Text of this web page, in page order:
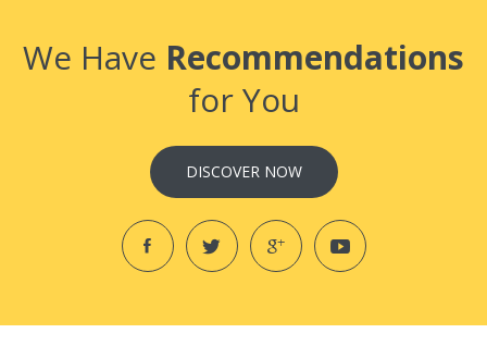
We Have Recommendations
for You
DISCOVER NOW